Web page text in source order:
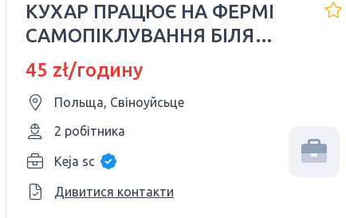
КУХАР ПРАЦЮЄ НА ФЕРМІ
САМОПІКЛУВАННЯ БІЛЯ
МОРЯ
45 zł/годину
Польща, Свіноуйсьце
2 робітника
Keja sc
Дивитися контакти